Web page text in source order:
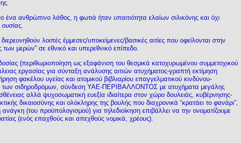
ανθρώπινο λάθος, η φωτιά ήταν υπαιτιότητα ελαίων σιλικόνης και όχι
λοιπές έμμεσες/υποκείμενες/βασικές αιτίες που οφείλονται στην
των μερών” σε εθνικό και υπερεθνικό επίπεδο.
(περιθωριοποίηση ως εξαφάνιση του θεσμικά κατοχυρωμένου συμμετοχικού
εργασίας για σύνταξη ανάλυσης αιτιών ατυχήματος-γραπτή εκτίμηση
φακέλου υγείας και ατομικού βιβλιαρίου επαγγελματικού κινδύνου-
των σιδηροδρόμων, σύνδεση ΥΑΕ-ΠΕΡΙΒΑΛΛΟΝΤΟΣ με ατυχήματα μεγάλης
αλλά ψυχοσωματική ευεξία ιδιαίτερα στον χώρο δουλειάς, κυβέρνησης-
δικαιοσύνης και ολόκληρης της βουλής που διαχρονικά “κρατάει το φανάρι”,
(του προϋπολογισμού) για τηλεδιοίκηση επιβάλλει να την ονοματίζουμε
(ενός επαχθούς και απεχθούς νομικά, χρέους).